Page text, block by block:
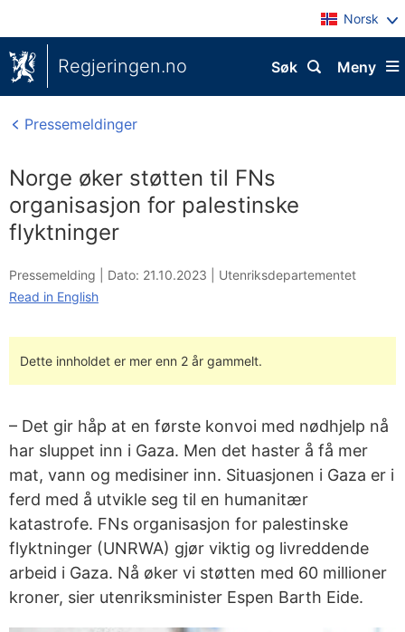
Norsk
Regjeringen.no Meny
Søk
Pressemeldinger
Norge øker støtten til FNs
organisasjon for palestinske
flyktninger
Pressemelding | Dato: 21.10.2023
Utenriksdepartementet
Read in English
Dette innholdet er mer enn 2 år gammelt.
– Det gir håp at en første konvoi med nødhjelp nå
har sluppet inn i Gaza. Men det haster å få mer
mat, vann og medisiner inn. Situasjonen i Gaza er i
ferd med å utvikle seg til en humanitær
katastrofe. FNs organisasjon for palestinske
flyktninger (UNRWA) gjør viktig og livreddende
arbeid i Gaza. Nå øker vi støtten med 60 millioner
kroner, sier utenriksminister Espen Barth Eide.